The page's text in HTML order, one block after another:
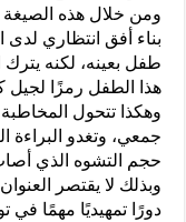
ومن خلال هذه الصيغة
بناء أفق انتظاري
طفل بعينه، لكنه
هذا الطفل رمزًا
وهكذا تتحول
جمعي، وتغدو البراءة
حجم التشوه الذي
وبذلك لا يقتصر
دورًا تمهيديًا مهمًا في